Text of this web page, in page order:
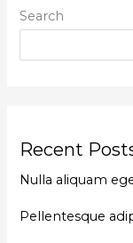
Search
Recent
Nulla aliquam
Pellentesque